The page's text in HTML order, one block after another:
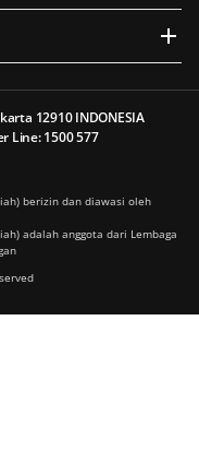
12910 INDONESIA
Line: 1500 577
berizin dan diawasi oleh
adalah anggota dari Lembaga